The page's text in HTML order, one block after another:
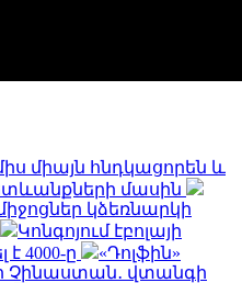
միայն հնդկացորեն և
մասին
կձեռնարկի
Կոնգոյում էբոլայի
4000-ը
«Դոլֆին»
Չինաստան․ վտանգի